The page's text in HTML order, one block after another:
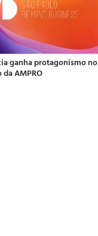
ganha protagonismo no
AMPRO